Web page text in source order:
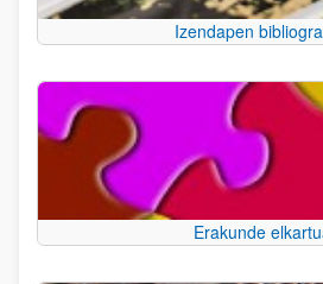
Izendapen
Erakunde